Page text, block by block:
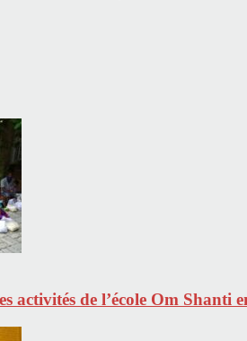
activités de l’école Om Shanti